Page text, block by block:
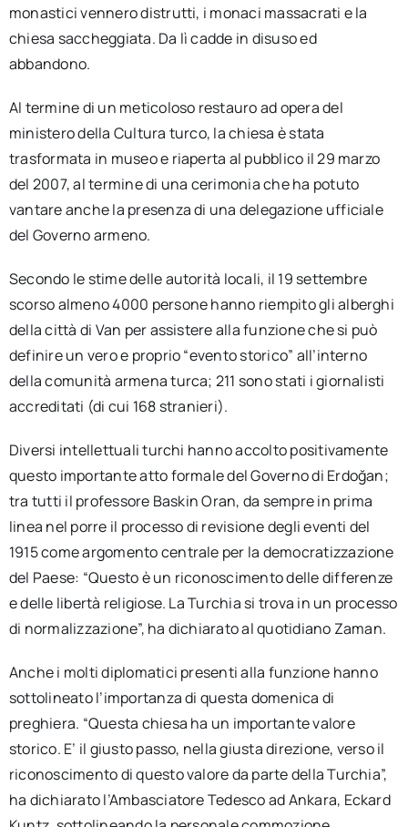
monastici vennero distrutti, i monaci massacrati e la
chiesa saccheggiata. Da lì cadde in disuso ed
abbandono.
Al termine di un meticoloso restauro ad opera del
ministero della Cultura turco, la chiesa è stata
trasformata in museo e riaperta al pubblico il 29 marzo
del 2007, al termine di una cerimonia che ha potuto
vantare anche la presenza di una delegazione ufficiale
del Governo armeno.
Secondo le stime delle autorità locali, il 19 settembre
scorso almeno 4000 persone hanno riempito gli alberghi
della città di Van per assistere alla funzione che si può
definire un vero e proprio “evento storico” all’interno
della comunità armena turca; 211 sono stati i giornalisti
accreditati (di cui 168 stranieri).
Diversi intellettuali turchi hanno accolto positivamente
questo importante atto formale del Governo di Erdoğan;
tra tutti il professore Baskin Oran, da sempre in prima
linea nel porre il processo di revisione degli eventi del
1915 come argomento centrale per la democratizzazione
del Paese: “Questo è un riconoscimento delle differenze
e delle libertà religiose. La Turchia si trova in un processo
di normalizzazione”, ha dichiarato al quotidiano Zaman.
Anche i molti diplomatici presenti alla funzione hanno
sottolineato l’importanza di questa domenica di
preghiera. “Questa chiesa ha un importante valore
storico. E’ il giusto passo, nella giusta direzione, verso il
riconoscimento di questo valore da parte della Turchia”,
ha dichiarato l’Ambasciatore Tedesco ad Ankara, Eckard